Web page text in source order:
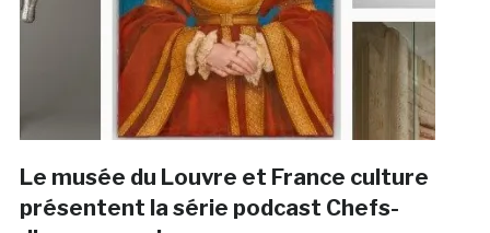
Le musée du Louvre et France culture
présentent la série podcast Chefs-